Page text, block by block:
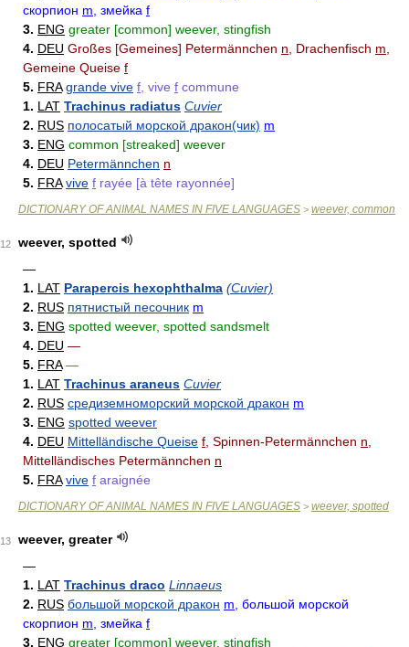
скорпион m , змейка f
3. ENG greater [common] weever, stingfish
4. DEU Großes [Gemeines] Petermännchen n , Drachenfisch m
Gemeine Queise f
5. FRA grande vive f , vive f commune
1. LAT Trachinus radiatus Cuvier
2. RUS полосатый морской дракон(чик) m
3. ENG common [streaked] weever
4. DEU Petermännchen n
5. FRA vive f rayée [à tête rayonnée]
DICTIONARY OF ANIMAL NAMES IN FIVE LANGUAGES > weever, common
12
weever, spotted
—
1. LAT Parapercis hexophthalma (Cuvier)
2. RUS пятнистый песочник m
3. ENG spotted weever, spotted sandsmelt
4. DEU —
5. FRA —
1. LAT Trachinus araneus Cuvier
2. RUS средиземноморский морской дракон m
3. ENG spotted weever
4. DEU Mittelländische Queise f , Spinnen-Petermännchen n
Mittelländisches Petermännchen n
5. FRA vive f araignée
DICTIONARY OF ANIMAL NAMES IN FIVE LANGUAGES > weever, spotted
13
weever, greater
—
1. LAT Trachinus draco Linnaeus
2. RUS большой морской дракон m , большой морской
скорпион m , змейка f
3. ENG greater [common] weever, stingfish